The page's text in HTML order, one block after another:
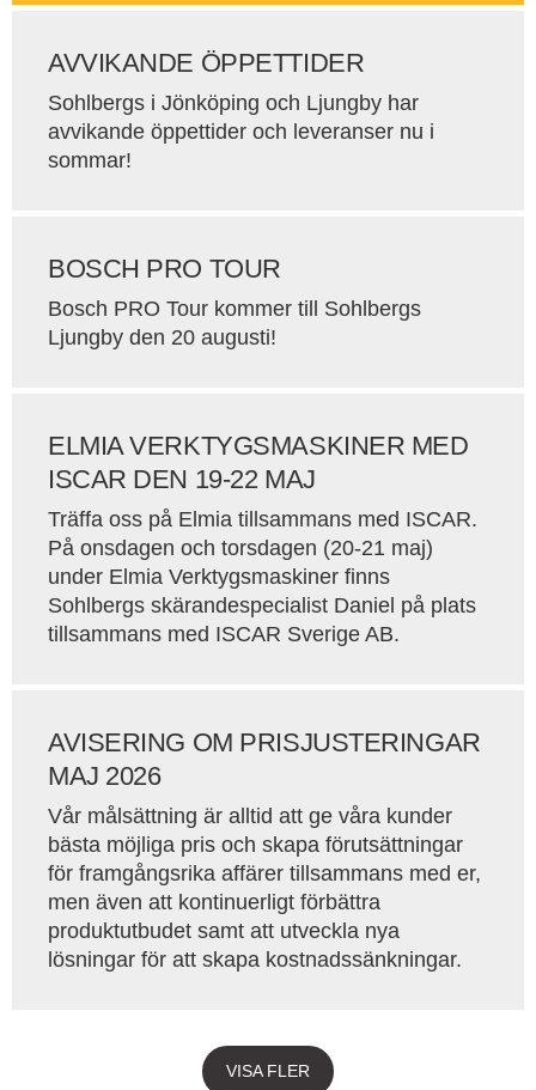
AVVIKANDE ÖPPETTIDER
Sohlbergs i Jönköping och Ljungby har
avvikande öppettider och leveranser nu i
sommar!
BOSCH PRO TOUR
Bosch PRO Tour kommer till Sohlbergs
Ljungby den 20 augusti!
ELMIA VERKTYGSMASKINER MED
ISCAR DEN 19-22 MAJ
Träffa oss på Elmia tillsammans med ISCAR.
På onsdagen och torsdagen (20-21 maj)
under Elmia Verktygsmaskiner finns
Sohlbergs skärandespecialist Daniel på plats
tillsammans med ISCAR Sverige AB.
AVISERING OM PRISJUSTERINGAR
MAJ 2026
Vår målsättning är alltid att ge våra kunder
bästa möjliga pris och skapa förutsättningar
för framgångsrika affärer tillsammans med er,
men även att kontinuerligt förbättra
produktutbudet samt att utveckla nya
lösningar för att skapa kostnadssänkningar.
VISA FLER